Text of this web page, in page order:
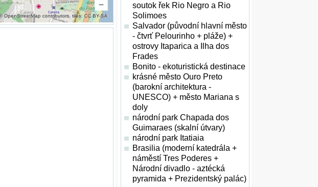
soutok řek Rio Negro a Rio
Solimoes
Salvador (původní hlavní město
- čtvrť Pelourinho + pláže) +
ostrovy Itaparica a Ilha dos
Frades
Bonito - ekoturistická destinace
krásné město Ouro Preto
(barokní architektura -
UNESCO) + město Mariana s
doly
národní park Chapada dos
Guimaraes (skalní útvary)
národní park Itatiaia
Brasilia (moderní katedrála +
náměstí Tres Poderes +
Národní divadlo - aztécká
pyramida + Prezidentský palác)